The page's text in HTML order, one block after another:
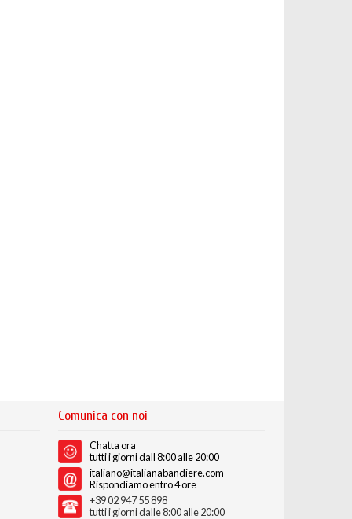
Comunica con noi
Chatta ora
tutti i giorni dall 8:00 alle 20:00
italiano@italianabandiere.com
Rispondiamo entro 4 ore
+39 02 947 55 898
tutti i giorni dalle 8:00 alle 20:00